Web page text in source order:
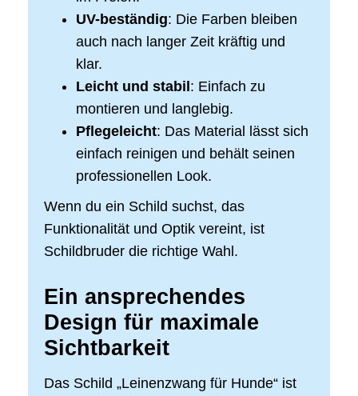
UV-beständig: Die Farben bleiben
auch nach langer Zeit kräftig und
klar.
Leicht und stabil : Einfach zu
montieren und langlebig.
Pflegeleicht: Das Material lässt sich
einfach reinigen und behält seinen
professionellen Look.
Wenn du ein Schild suchst, das
Funktionalität und Optik vereint, ist
Schildbruder die richtige Wahl.
Ein ansprechendes
Design für maximale
Sichtbarkeit
Das Schild „Leinenzwang für Hunde“ ist